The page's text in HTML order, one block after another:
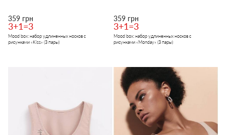
359 грн
3+1=3
Mood box: набор удлиненных носков с
рисунками «Kiss» (3 пары)
359 грн
3+1=3
Mood box: набор удлиненных носков с
рисунками «Monday» (3 пары)